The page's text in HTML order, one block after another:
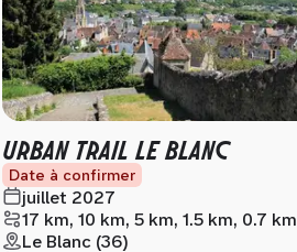
URBAN TRAIL LE BLANC
Date à confirmer
juillet 2027
17 km, 10 km, 5 km, 1.5 km, 0.7 km
Le Blanc (36)